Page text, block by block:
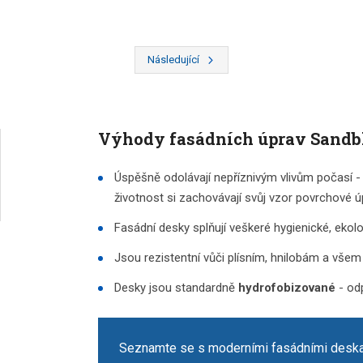
Předchozí
Následující
Výhody fasádních úprav
Úspěšně odolávají nepříznivým vlivům počasí
životnost si zachovávají svůj vzor povrchové
Fasádní desky splňují veškeré hygienické,
Jsou rezistentní vůči plísním, hnilobám a
Desky jsou standardně hydrofobizované -
Seznamte se s moderními fasádními